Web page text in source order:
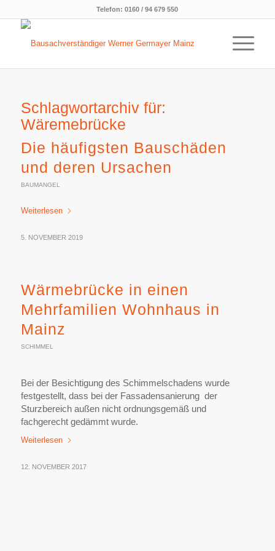
Telefon:0160 / 94 679 550
Schlagwortarchiv für:
Wäremebrücke
Die häufigsten Bauschäden
und deren Ursachen
BAUMANGEL
Weiterlesen
5. NOVEMBER 2019
Wärmebrücke in einen
Mehrfamilien Wohnhaus in
Mainz
SCHIMMEL
Bei der Besichtigung des Schimmelschadens wurde
festgestellt, dass bei der Fassadensanierung der
Sturzbereich außen nicht ordnungsgemäß und
fachgerecht gedämmt wurde.
Weiterlesen
12. NOVEMBER 2017